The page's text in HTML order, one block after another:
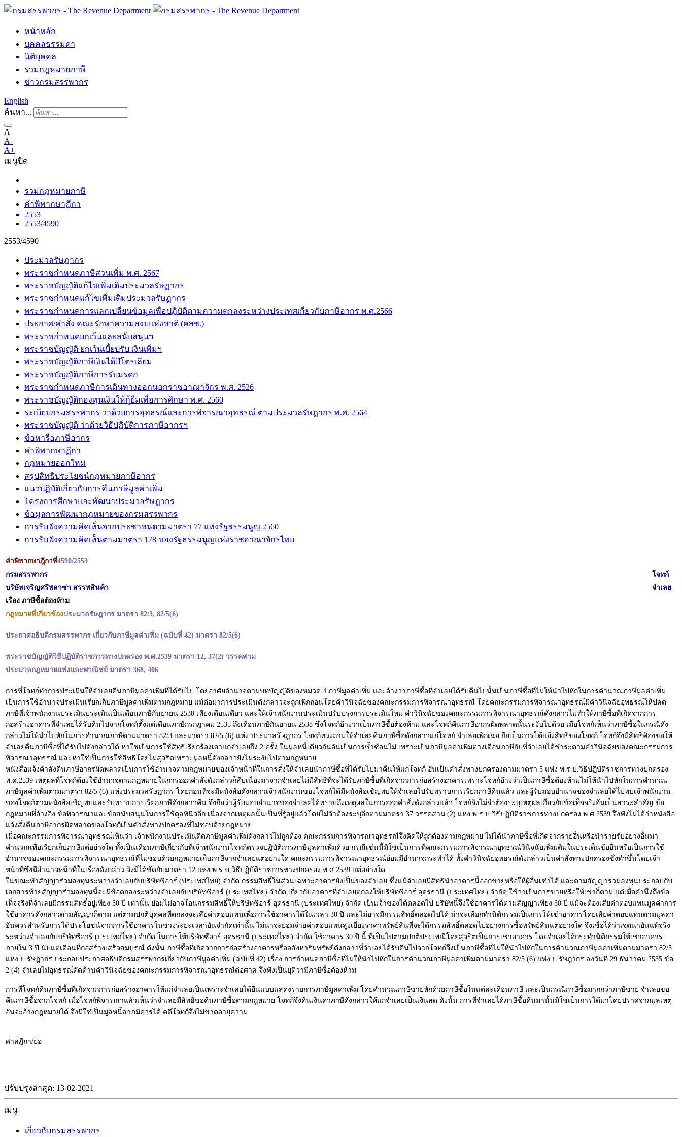
หน้าหลัก
บุคคลธรรมดา
นิติบุคคล
รวมกฎหมายภาษี
ข่าวกรมสรรพากร
English
ค้นหา...
A
A-
A+
เมนูปิด
รวมกฎหมายภาษี
คำพิพากษาฏีกา
2553
2553/4590
2553/4590
ประมวลรัษฎากร
พระราชกำหนดภาษีส่วนเพิ่ม พ.ศ. 2567
พระราชบัญญัติแก้ไขเพิ่มเติมประมวลรัษฏากร
พระราชกำหนดแก้ไขเพิ่มเติมประมวลรัษฏากร
พระราชกำหนดการแลกเปลี่ยนข้อมูลเพื่อปฏิบัติตามความตกลงระหว่างประเทศเกี่ยวกับภาษีอากร พ.ศ.2566
ประกาศ/คำสั่ง คณะรักษาความสงบแห่งชาติ (คสช.)
พระราชกำหนดยกเว้นและสนับสนุนฯ
พระราชบัญญัติ ยกเว้นเบี้ยปรับ เงินเพิ่มฯ
พระราชบัญญัติภาษีเงินได้ปิโตรเลียม
พระราชบัญญัติภาษีการรับมรดก
พระราชกำหนดภาษีการเดินทางออกนอกราชอาณาจักร พ.ศ. 2526
พระราชบัญญัติกองทุนเงินให้กู้ยืมเพื่อการศึกษา พ.ศ. 2560
ระเบียบกรมสรรพากร ว่าด้วยการอุทธรณ์และการพิจารณาอุทธรณ์ ตามประมวลรัษฎากร พ.ศ. 2564
พระราชบัญญัติ ว่าด้วยวิธีปฏิบัติการภาษีอากรฯ
ข้อหารือภาษีอากร
คำพิพากษาฏีกา
กฎหมายออกใหม่
สรุปสิทธิประโยชน์กฎหมายภาษีอากร
แนวปฏิบัติเกี่ยวกับการคืนภาษีมูลค่าเพิ่ม
โครงการศึกษาและพัฒนาประมวลรัษฎากร
ข้อมูลการพัฒนากฎหมายของกรมสรรพากร
การรับฟังความคิดเห็นจากประชาชนตามมาตรา 77 แห่งรัฐธรรมนูญ 2560
การรับฟังความคิดเห็นตามมาตรา 178 ของรัฐธรรมนูญแห่งราชอาณาจักรไทย
คำพิพากษาฎีกาที่4590/2553
กรมสรรพากร
โจทก์
บริษัทเจริญศรีพลาซ่า สรรพสินค้า
จำเลย
เรื่อง ภาษีซื้อต้องห้าม
กฎหมายที่เกี่ยวข้องประมวลรัษฎากร มาตรา 82/3, 82/5(6)
ประกาศอธิบดีกรมสรรพากร เกี่ยวกับภาษีมูลค่าเพิ่ม (ฉบับที่ 42) มาตรา 82/5(6)
พระราชบัญญัติวิธีปฏิบัติราชการทางปกครอง พ.ศ.2539 มาตรา 12, 37(2) วรรคสาม
ประมวลกฎหมายแพ่งและพาณิชย์ มาตรา 368, 406
การที่โจทก์ทำการประเมินให้จำเลยคืนภาษีมูลค่าเพิ่มที่ได้รับไป โดยอาศัยอำนาจตามบทบัญญัติของหมวด 4 ภาษีมูลค่าเพิ่ม และอ้างว่าภาษีซื้อที่จำเลยได้รับคืนไปนั้นเป็นภาษีซื้อที่ไม่ให้นำไปหักในการคำนวณภาษีมูลค่าเพิ่ม
เป็นการใช้อำนาจประเมินเรียกเก็บภาษีมูลค่าเพิ่มตามกฎหมาย แม้ต่อมาการประเมินดังกล่าวจะถูกเพิกถอนโดยคำวินิจฉัยของคณะกรรมการพิจารณาอุทธรณ์ โดยคณะกรรมการพิจารณาอุทธรณ์มีคำวินิจฉัยอุทธรณ์ให้ปลด
ภาษีที่เจ้าพนักงานประเมินประเมินเป็นเดือนภาษีกันยายน 2538 เพียงเดือนเดียว และให้เจ้าพนักงานประเมินปรับปรุงการประเมินใหม่ คำวินิจฉัยของคณะกรรมการพิจารณาอุทธรณ์ดังกล่าวไม่ทำให้ภาษีซื้อที่เกิดจากการ
ก่อสร้างอาคารที่จำเลยได้รับคืนไปจากโจทก์ตั้งแต่เดือนภาษีกรกฎาคม 2535 ถึงเดือนภาษีกันยายน 2538 ซึ่งโจทก์อ้างว่าเป็นภาษีซื้อต้องห้าม และโจทก์คืนภาษีอากรผิดพลาดนั้นระงับไปด้วย เมื่อโจทก์เห็นว่าภาษีซื้อในกรณีดัง
กล่าวไม่ให้นำไปหักในการคำนวณภาษีตามมาตรา 82/3 และมาตรา 82/5 (6) แห่ง ประมวลรัษฎากร โจทก์ทวงถามให้จำเลยคืนภาษีซื้อดังกล่าวแก่โจทก์ จำเลยเพิกเฉย ถือเป็นการโต้แย้งสิทธิของโจทก์ โจทก์จึงมีสิทธิฟ้องขอให้
จำเลยคืนภาษีซื้อที่ได้รับไปดังกล่าวได้ หาใช่เป็นการใช้สิทธิเรียกร้องเอาแก่จำเลยถึง 2 ครั้ง ในมูลหนี้เดียวกันอันเป็นการซ้ำซ้อนไม่ เพราะเป็นภาษีมูลค่าเพิ่มต่างเดือนภาษีกับที่จำเลยได้ชำระตามคำวินิจฉัยของคณะกรรมการ
พิจารณาอุทธรณ์ และหาใช่เป็นการใช้สิทธิโดยไม่สุจริตเพราะมูลหนี้ดังกล่าวยังไม่ระงับไปตามกฎหมาย
หนังสือแจ้งคำสั่งคืนภาษีอากรผิดพลาดเป็นการใช้อำนาจตามกฎหมายของเจ้าหน้าที่ในการสั่งให้จำเลยนำภาษีซื้อที่ได้รับไปมาคืนให้แก่โจทก์ อันเป็นคำสั่งทางปกครองตามมาตรา 5 แห่ง พ.ร.บ.วิธีปฏิบัติราชการทางปกครอง
พ.ศ.2539 เหตุผลที่โจทก์ต้องใช้อำนาจตามกฎหมายในการออกคำสั่งดังกล่าวก็สืบเนื่องมาจากจำเลยไม่มีสิทธิที่จะได้รับภาษีซื้อที่เกิดจากการก่อสร้างอาคารเพราะโจทก์อ้างว่าเป็นภาษีซื้อต้องห้ามไม่ให้นำไปหักในการคำนวณ
ภาษีมูลค่าเพิ่มตามมาตรา 82/5 (6) แห่งประมวลรัษฎากร โดยก่อนที่จะมีหนังสือดังกล่าวเจ้าพนักงานของโจทก์ได้มีหนังสือเชิญพบให้จำเลยไปรับทราบการเรียกภาษีคืนแล้ว และผู้รับมอบอำนาจของจำเลยได้ไปพบเจ้าพนักงาน
ของโจทก์ตามหนังสือเชิญพบและรับทราบการเรียกภาษีดังกล่าวคืน จึงถือว่าผู้รับมอบอำนาจของจำเลยได้ทราบถึงเหตุผลในการออกคำสั่งดังกล่าวแล้ว โจทก์จึงไม่จำต้องระบุเหตุผลเกี่ยวกับข้อเท็จจริงอันเป็นสาระสำคัญ ข้อ
กฎหมายที่อ้างอิง ข้อพิจารณาและข้อสนับสนุนในการใช้ดุลพินิจอีก เนื่องจากเหตุผลนั้นเป็นที่รู้อยู่แล้วโดยไม่จำต้องระบุอีกตามมาตรา 37 วรรคสาม (2) แห่ง พ.ร.บ.วิธีปฏิบัติราชการทางปกครอง พ.ศ.2539 จึงฟังไม่ได้ว่าหนังสือ
แจ้งสั่งคืนภาษีอากรผิดพลาดของโจทก์เป็นคำสั่งทางปกครองที่ไม่ชอบด้วยกฎหมาย
เมื่อคณะกรรมการพิจารณาอุทธรณ์เห็นว่า เจ้าพนักงานประเมินคิดภาษีมูลค่าเพิ่มดังกล่าวไม่ถูกต้อง คณะกรรมการพิจารณาอุทธรณ์จึงคิดให้ถูกต้องตามกฎหมาย ไม่ได้นำภาษีซื้อที่เกิดจากรายอื่นหรือนำรายรับอย่างอื่นมา
คำนวณเพื่อเรียกเก็บภาษีแต่อย่างใด ทั้งเป็นเดือนภาษีเกี่ยวกับที่เจ้าพนักงานโจทก์ตรวจปฏิบัติการภาษีมูลค่าเพิ่มด้วย กรณีเช่นนี้มิใช่เป็นการที่คณะกรรมการพิจารณาอุทธรณ์วินิจฉัยเพิ่มเติมในประเด็นข้ออื่นหรือเป็นการใช้
อำนาจของคณะกรรมการพิจารณาอุทธรณ์ที่ไม่ชอบด้วยกฎหมายเก็บภาษีจากจำเลยแต่อย่างใด คณะกรรมการพิจารณาอุทธรณ์ย่อมมีอำนาจกระทำได้ ทั้งคำวินิจฉัยอุทธรณ์ดังกล่าวเป็นคำสั่งทางปกครองซึ่งทำขึ้นโดยเจ้า
หน้าที่ซึ่งมีอำนาจหน้าที่ในเรื่องดังกล่าว จึงมิได้ขัดกับมาตรา 12 แห่ง พ.ร.บ.วิธีปฏิบัติราชการทางปกครอง พ.ศ.2539 แต่อย่างใด
ในขณะทำสัญญาร่วมลงทุนระหว่างจำเลยกับบริษัทซีอาร์ (ประเทศไทย) จำกัด กรรมสิทธิ์ในส่วนเฉพาะอาคารยังเป็นของจำเลย ซึ่งแม้จำเลยมีสิทธินำอาคารนี้ออกขายหรือให้ผู้อื่นเช่าได้ และตามสัญญาร่วมลงทุนประกอบกับ
เอกสารท้ายสัญญาร่วมลงทุนนี้จะมีข้อตกลงระหว่างจำเลยกับบริษัทซีอาร์ (ประเทศไทย) จำกัด เกี่ยวกับอาคารที่จำเลยตกลงให้บริษัทซีอาร์ อุดรธานี (ประเทศไทย) จำกัด ใช้ว่าเป็นการขายหรือให้เช่าก็ตาม แต่เมื่อคำนึงถึงข้อ
เท็จจริงที่จำเลยมีกรรมสิทธิ์อยู่เพียง 30 ปี เท่านั้น ย่อมไม่อาจโอนกรรมสิทธิ์ให้บริษัทซีอาร์ อุดรธานี (ประเทศไทย) จำกัด เป็นเจ้าของได้ตลอดไป บริษัทนี้จึงใช้อาคารได้ตามสัญญาเพียง 30 ปี แม้จะต้องเสียค่าตอบแทนมูลค่าการ
ใช้อาคารดังกล่าวตามสัญญาก็ตาม แต่ตามปกติบุคคลที่ตกลงจะเสียค่าตอบแทนเพื่อการใช้อาคารได้ในเวลา 30 ปี และไม่อาจมีกรรมสิทธิ์ตลอดไปได้ น่าจะเลือกทำนิติกรรมเป็นการให้เช่าอาคารโดยเสียค่าตอบแทนตามมูลค่า
อันควรสำหรับการได้ประโยชน์จากการใช้อาคารในช่วงระยะเวลาอันจำกัดเท่านั้น ไม่น่าจะยอมจ่ายค่าตอบแทนสูงเยี่ยงราคาทรัพย์สินที่จะได้กรรมสิทธิ์ตลอดไปอย่างการซื้อทรัพย์สินแต่อย่างใด จึงเชื่อได้ว่าเจตนาอันแท้จริง
ระหว่างจำเลยกับบริษัทซีอาร์ (ประเทศไทย) จำกัด ในการให้บริษัทซีอาร์ อุดรธานี (ประเทศไทย) จำกัด ใช้อาคาร 30 ปี นี้ ที่เป็นไปตามปกติประเพณีโดยสุจริตเป็นการเช่าอาคาร โดยจำเลยได้กระทำนิติกรรมให้เช่าอาคาร
ภายใน 3 ปี นับแต่เดือนที่ก่อสร้างเสร็จสมบูรณ์ ดังนั้น ภาษีซื้อที่เกิดจากการก่อสร้างอาคารหรืออสังหาริมทรัพย์ดังกล่าวที่จำเลยได้รับคืนไปจากโจทก์จึงเป็นภาษีซื้อที่ไม่ให้นำไปหักในการคำนวณภาษีมูลค่าเพิ่มตามมาตรา 82/5
แห่ง ป.รัษฎากร ประกอบประกาศอธิบดีกรมสรรพากรเกี่ยวกับภาษีมูลค่าเพิ่ม (ฉบับที่ 42) เรื่อง การกำหนดภาษีซื้อที่ไม่ให้นำไปหักในการคำนวณภาษีมูลค่าเพิ่มตามมาตรา 82/5 (6) แห่ง ป.รัษฎากร ลงวันที่ 29 ธันวาคม 2535 ข้อ
2 (4) จำเลยไม่อุทธรณ์คัดค้านคำวินิจฉัยของคณะกรรมการพิจารณาอุทธรณ์ต่อศาล จึงฟังเป็นยุติว่ามีภาษีซื้อต้องห้าม
การที่โจทก์คืนภาษีซื้อที่เกิดจากการก่อสร้างอาคารให้แก่จำเลยเป็นเพราะจำเลยได้ยื่นแบบแสดงรายการภาษีมูลค่าเพิ่ม โดยคำนวณภาษีขายหักด้วยภาษีซื้อในแต่ละเดือนภาษี และเป็นกรณีภาษีซื้อมากกว่าภาษีขาย จำเลยขอ
คืนภาษีซื้อจากโจทก์ เมื่อโจทก์พิจารณาแล้วเห็นว่าจำเลยมีสิทธิขอคืนภาษีซื้อตามกฎหมาย โจทก์จึงคืนเงินค่าภาษีดังกล่าวให้แก่จำเลยเป็นเงินสด ดังนั้น การที่จำเลยได้ภาษีซื้อคืนมานั้นมิใช่เป็นการได้มาโดยปราศจากมูลเหตุ
อันจะอ้างกฎหมายได้ จึงมิใช่เป็นมูลหนี้ลาภมิควรได้ คดีโจทก์จึงไม่ขาดอายุความ
ศาลฎีกา/ย่อ
ปรับปรุงล่าสุด: 13-02-2021
เมนู
เกี่ยวกับกรมสรรพากร